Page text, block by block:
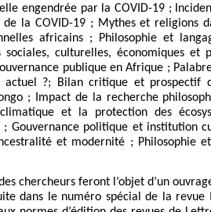
engendrée par la COVID-19 ;
la COVID-19 ; Mythes et religions
africains ; Philosophie et
culturelles, économiques et
publique en Afrique ;
actuel ?; Bilan critique et prospectif
; Impact de la recherche
et la protection des
Gouvernance politique et institution
et modernité ; Philosophie
chercheurs feront l’objet d’un
dans le numéro spécial de la revue